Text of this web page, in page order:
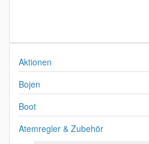
Aktionen
Bojen
Boot
Atemregler & Zubehör